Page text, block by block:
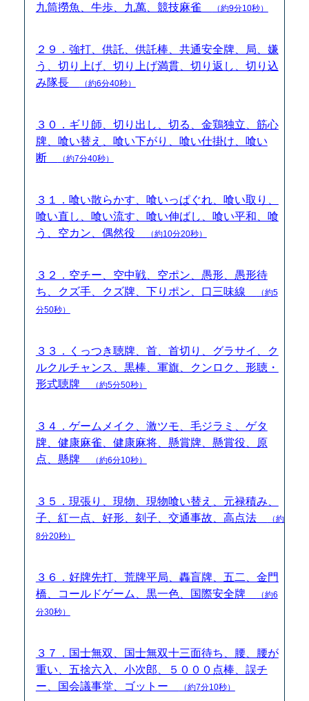
九筒撈魚、牛歩、九萬、競技麻雀
（約9分10秒）
２９．強打、供託、供託棒、共通安全牌、局、嫌
う、切り上げ、切り上げ満貫、切り返し、切り込
み隊長
（約6分40秒）
３０．ギリ師、切り出し、切る、金鶏独立、筋心
牌、喰い替え、喰い下がり、喰い仕掛け、喰い
断
（約7分40秒）
３１．喰い散らかす、喰いっぱぐれ、喰い取り、
喰い直し、喰い流す、喰い伸ばし、喰い平和、喰
う、空カン、偶然役
（約10分20秒）
３２．空チー、空中戦、空ポン、愚形、愚形待
ち、クズ手、クズ牌、下りポン、口三味線
（約5
分50秒）
３３．くっつき聴牌、首、首切り、グラサイ、ク
ルクルチャンス、黒棒、軍旗、クンロク、形聴・
形式聴牌
（約5分50秒）
３４．ゲームメイク、激ツモ、毛ジラミ、ゲタ
牌、健康麻雀、健康麻将、懸賞牌、懸賞役、原
点、懸牌
（約6分10秒）
３５．現張り、現物、現物喰い替え、元禄積み、
子、紅一点、好形、刻子、交通事故、高点法
（約
8分20秒）
３６．好牌先打、荒牌平局、轟盲牌、五二、金門
橋、コールドゲーム、黒一色、国際安全牌
（約6
分30秒）
３７．国士無双、国士無双十三面待ち、腰、腰が
重い、五捨六入、小次郎、５０００点棒、誤チ
ー、国会議事堂、ゴットー
（約7分10秒）